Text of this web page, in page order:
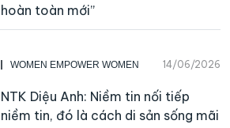
hoàn toàn mới”
WOMEN EMPOWER WOMEN 14/06/2026
NTK Diệu Anh: Niềm tin nối tiếp
niềm tin, đó là cách di sản sống mãi